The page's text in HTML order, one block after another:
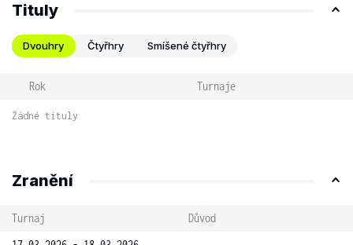
Tituly
Dvouhry Čtyřhry Smíšené čtyřhry
Rok Turnaje
Žádné tituly
Zranění
Turnaj
Důvod